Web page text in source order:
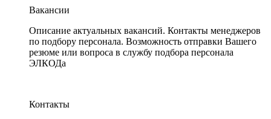
Вакансии
Описание актуальных вакансий. Контакты менеджеров
по подбору персонала. Возможность отправки Вашего
резюме или вопроса в службу подбора персонала
ЭЛКОДа
Контакты